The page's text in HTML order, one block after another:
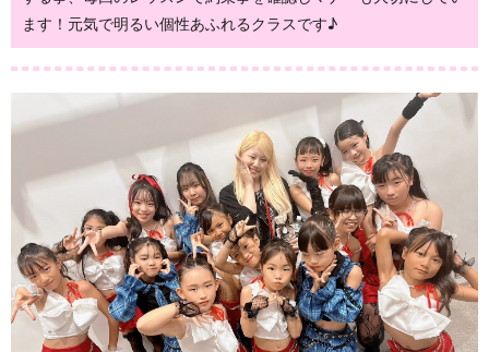
ます！元気で明るい個性あふれるクラスです♪